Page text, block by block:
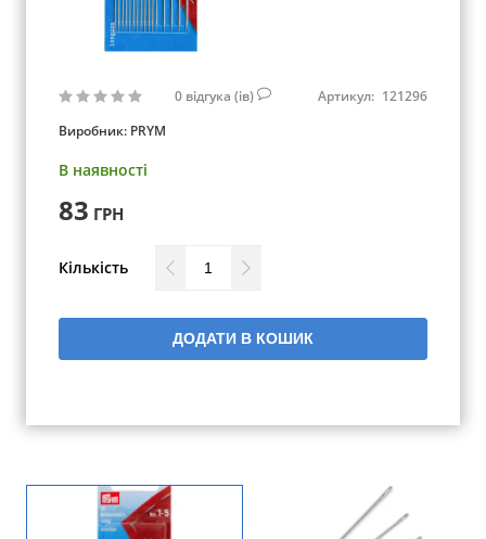
0 відгука (ів) Артикул: 121296
Виробник: PRYM
В наявності
83 ГРН
Кількість
ДОДАТИ В КОШИК